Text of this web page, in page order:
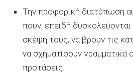
Την προφορική διατύπωση
πουν, επειδή
σκέψη τους, να βρουν τις
να σχηματίσουν γραμματικά
προτάσεις.